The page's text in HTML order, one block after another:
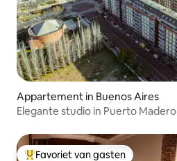
Appartement in Buenos Aires
Elegante studio in Puerto Madero
Favoriet van gasten